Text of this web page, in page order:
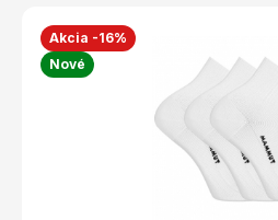
Akcia -16%
Nové